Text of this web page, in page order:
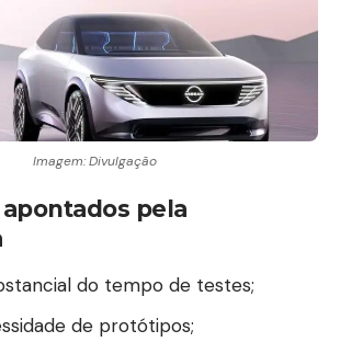
Imagem: Divulgação
pela
do tempo de testes;
de protótipos;